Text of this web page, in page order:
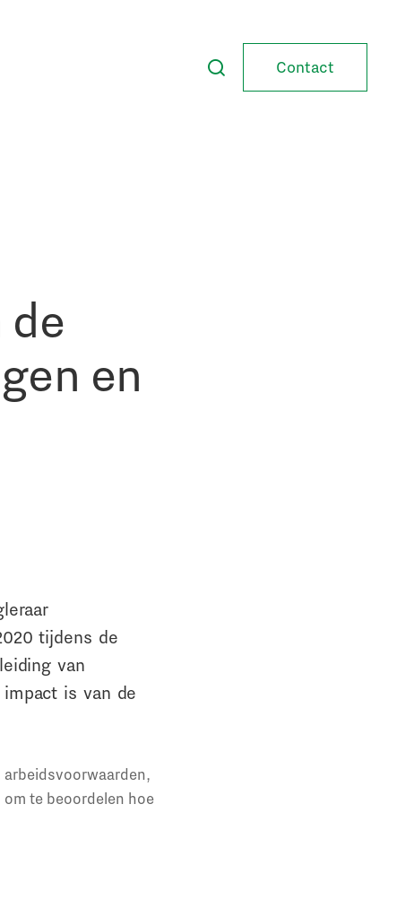
Contact
en
tijdens de
van
is van de
arbeidsvoorwaarden,
te beoordelen hoe